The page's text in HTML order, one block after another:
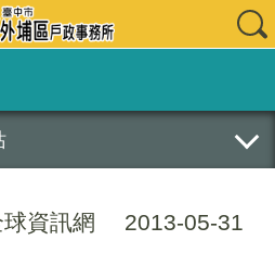
資訊網 2013-05-31